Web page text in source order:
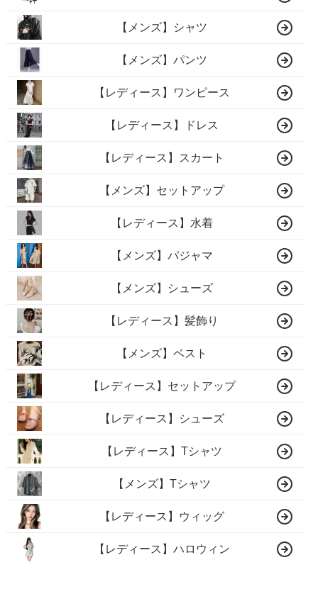
【メンズ】シャツ
【メンズ】パンツ
【レディース】ワンピース
【レディース】ドレス
【レディース】スカート
【メンズ】セットアップ
【レディース】水着
【メンズ】パジャマ
【メンズ】シューズ
【レディース】髪飾り
【メンズ】ベスト
【レディース】セットアップ
【レディース】シューズ
【レディース】Tシャツ
【メンズ】Tシャツ
【レディース】ウィッグ
【レディース】ハロウィン